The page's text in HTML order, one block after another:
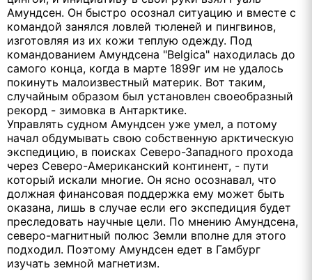
Амундсен. Он быстро осознал ситуацию и вместе с
командой занялся ловлей тюленей и пингвинов,
изготовляя из их кожи теплую одежду. Под
командованием Амундсена "Belgica" находилась до
самого конца, когда в марте 1899г им не удалось
покинуть малоизвестный материк. Вот таким,
случайным образом был установлен своеобразный
рекорд - зимовка в Антарктике.
Управлять судном Амундсен уже умел, а потому
начал обдумывать свою собственную арктическую
экспедицию, в поисках Северо-Западного прохода
через Северо-Американский континент, - пути
который искали многие. Он ясно осознавал, что
должная финансовая поддержка ему может быть
оказана, лишь в случае если его экспедиция будет
преследовать научные цели. По мнению Амундсена,
северо-магнитный полюс Земли вполне для этого
подходил. Поэтому Амундсен едет в Гамбург
изучать земной магнетизм.